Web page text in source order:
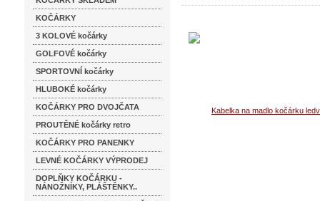
KOČÁRKY
3 KOLOVÉ kočárky
GOLFOVÉ kočárky
SPORTOVNÍ kočárky
HLUBOKÉ kočárky
KOČÁRKY PRO DVOJČATA
PROUTĚNÉ kočárky retro
KOČÁRKY PRO PANENKY
LEVNÉ KOČÁRKY VÝPRODEJ
DOPLŇKY KOČÁRKU -
NÁNOŽNÍKY, PLÁŠTĚNKY..